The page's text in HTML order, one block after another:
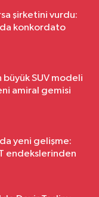
şirketini vurdu:
konkordato
SUV modeli
amiral gemisi
yeni gelişme:
endekslerinden